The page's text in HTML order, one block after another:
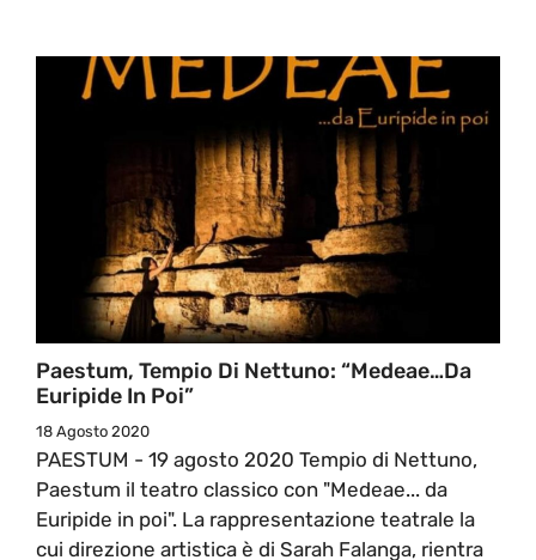
Paestum, Tempio Di Nettuno: “Medeae…da
Euripide In Poi”
18 Agosto 2020
PAESTUM - 19 agosto 2020 Tempio di Nettuno,
Paestum il teatro classico con "Medeae... da
Euripide in poi". La rappresentazione teatrale la
cui direzione artistica è di Sarah Falanga, rientra